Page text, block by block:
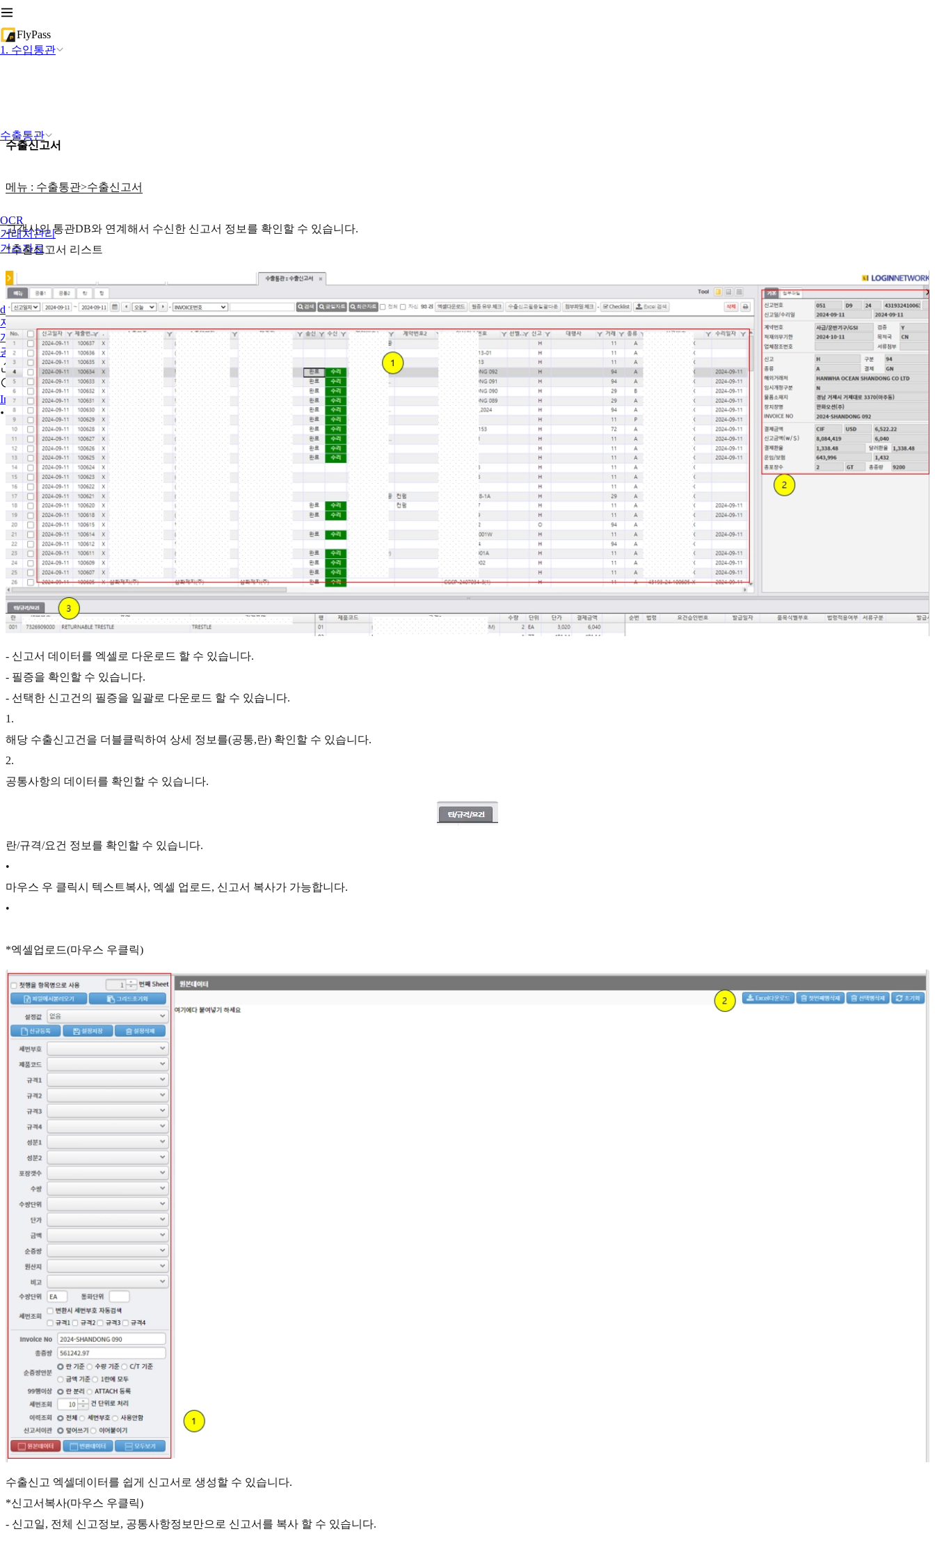
FlyPass
1. 수입통관
수출통관
OCR
거래처관리
기초자료
docuAI
자주 묻는 질문
개선요청 게시판
공지사항
Iniciar sesión
수출신고서
메뉴 : 수출통관>수출신고서
고객사의 통관DB와 연계해서 수신한 신고서 정보를 확인할 수 있습니다.
*수출신고서 리스트
- 신고서 데이터를 엑셀로 다운로드 할 수 있습니다.
- 필증을 확인할 수 있습니다.
- 선택한 신고건의 필증을 일괄로 다운로드 할 수 있습니다.
1 .
해당 수출신고건을 더블클릭하여 상세 정보를(공통,란) 확인할 수 있습니다.
2.
공통사항의 데이터를 확인할 수 있습니다.
란/규격/요건 정보를 확인할 수 있습니다.
•
마우스 우 클릭시 텍스트복사, 엑셀 업로드, 신고서 복사가 가능합니다.
•
*엑셀업로드(마우스 우클릭)
수출신고 엑셀데이터를 쉽게 신고서로 생성할 수 있습니다.
*신고서복사(마우스 우클릭)
- 신고일, 전체 신고정보, 공통사항정보만으로 신고서를 복사 할 수 있습니다.